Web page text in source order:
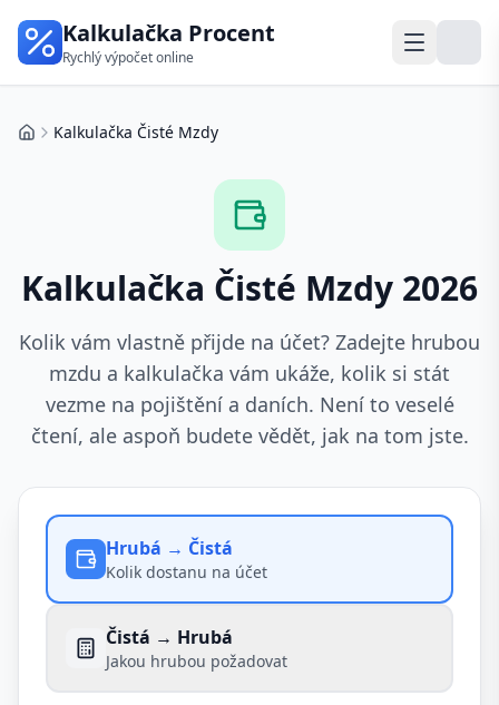
Kalkulačka Procent
Rychlý výpočet online
DomůKalkulačka Čisté Mzdy
Kalkulačka Čisté Mzdy 2026
Kolik vám vlastně přijde na účet? Zadejte hrubou
mzdu a kalkulačka vám ukáže, kolik si stát
vezme na pojištění a daních. Není to veselé
čtení, ale aspoň budete vědět, jak na tom jste.
Hrubá → Čistá
Kolik dostanu na účet
Čistá → Hrubá
Jakou hrubou požadovat